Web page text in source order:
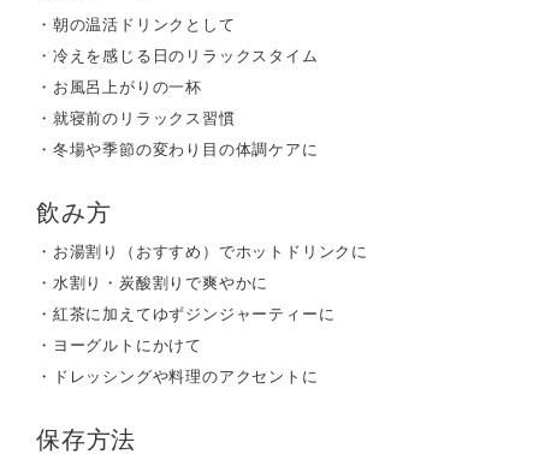
・朝の温活ドリンクとして
・冷えを感じる日のリラックスタイム
・お風呂上がりの一杯
・就寝前のリラックス習慣
・冬場や季節の変わり目の体調ケアに
飲み方
・お湯割り（おすすめ）でホットドリンクに
・水割り・炭酸割りで爽やかに
・紅茶に加えてゆずジンジャーティーに
・ヨーグルトにかけて
・ドレッシングや料理のアクセントに
保存方法